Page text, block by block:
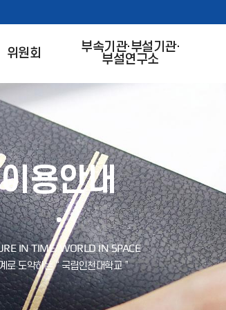
위원회
부속기관·부설기관·
부설연구소
이용안내